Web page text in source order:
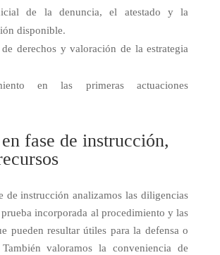
de la denuncia, el atestado y la
disponible.
derechos y valoración de la estrategia
en las primeras actuaciones
fase de instrucción,
de instrucción analizamos las diligencias
incorporada al procedimiento y las
pueden resultar útiles para la defensa o
valoramos la conveniencia de